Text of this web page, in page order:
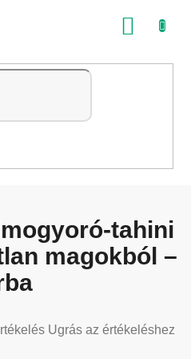
tahini
magokból –
Ugrás az értékeléshez